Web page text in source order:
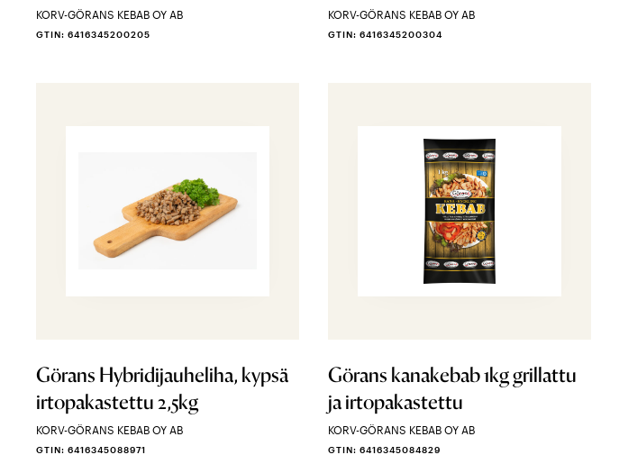
KORV-GÖRANS KEBAB OY AB
GTIN: 6416345200205
KORV-GÖRANS KEBAB OY AB
GTIN: 6416345200304
Görans Hybridijauheliha, kypsä
irtopakastettu 2,5kg
KORV-GÖRANS KEBAB OY AB
GTIN: 6416345088971
Görans kanakebab 1kg grillattu
ja irtopakastettu
KORV-GÖRANS KEBAB OY AB
GTIN: 6416345084829